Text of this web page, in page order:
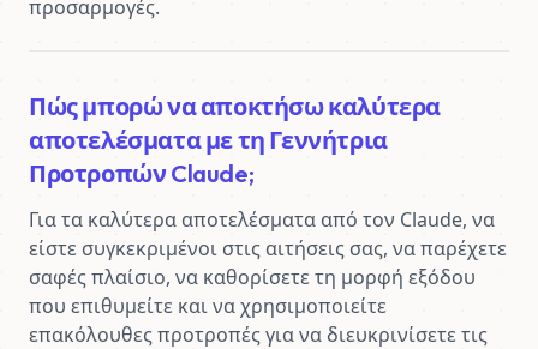
προσαρμογές.
Πώς μπορώ να αποκτήσω καλύτερα
αποτελέσματα με τη Γεννήτρια
Προτροπών Claude;
Για τα καλύτερα αποτελέσματα από τον Claude, να
είστε συγκεκριμένοι στις αιτήσεις σας, να παρέχετε
σαφές πλαίσιο, να καθορίσετε τη μορφή εξόδου
που επιθυμείτε και να χρησιμοποιείτε
επακόλουθες προτροπές για να διευκρινίσετε τις